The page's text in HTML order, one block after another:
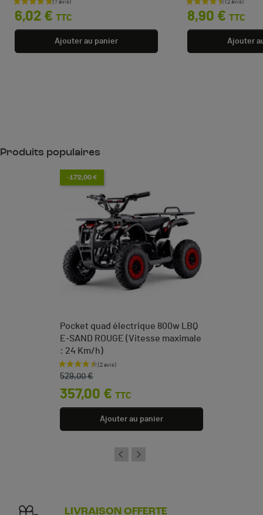
Prix
6,02 € TTC
Ajouter au panier
Prix
8,90 € TTC
Ajouter
Produits populaires
-172,00 €
Pocket quad électrique 800w LBQ
E-SAND ROUGE (Vitesse maximale
: 24 Km/h)
Prix de base
529,00 €
Prix
357,00 € TTC
Ajouter au panier
LIVRAISON OFFERTE